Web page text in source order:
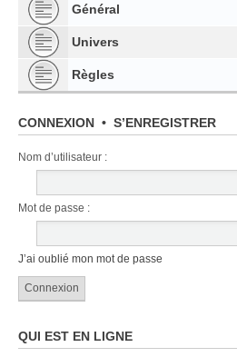
Général
Univers
Règles
CONNEXION • S’ENREGISTRER
Nom d’utilisateur :
Mot de passe :
J’ai oublié mon mot de passe
QUI EST EN LIGNE